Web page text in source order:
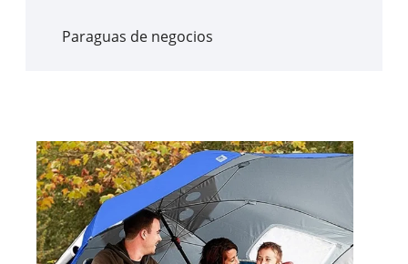
Paraguas de negocios